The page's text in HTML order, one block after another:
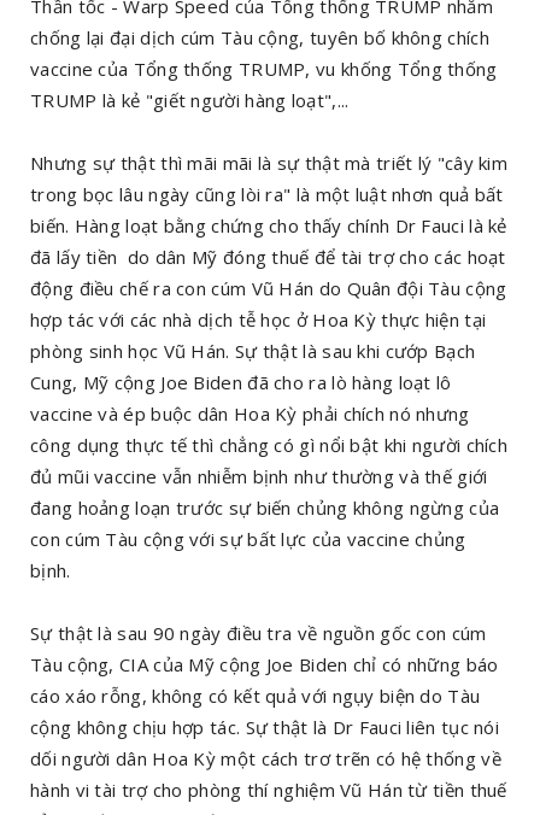
Thần tốc - Warp Speed của Tổng thống TRUMP nhằm
chống lại đại dịch cúm Tàu cộng, tuyên bố không chích
vaccine của Tổng thống TRUMP, vu khống Tổng thống
TRUMP là kẻ "giết người hàng loạt",...
Nhưng sự thật thì mãi mãi là sự thật mà triết lý "cây kim
trong bọc lâu ngày cũng lòi ra" là một luật nhơn quả bất
biến. Hàng loạt bằng chứng cho thấy chính Dr Fauci là kẻ
đã lấy tiền do dân Mỹ đóng thuế để tài trợ cho các hoạt
động điều chế ra con cúm Vũ Hán do Quân đội Tàu cộng
hợp tác với các nhà dịch tễ học ở Hoa Kỳ thực hiện tại
phòng sinh học Vũ Hán. Sự thật là sau khi cướp Bạch
Cung, Mỹ cộng Joe Biden đã cho ra lò hàng loạt lô
vaccine và ép buộc dân Hoa Kỳ phải chích nó nhưng
công dụng thực tế thì chẳng có gì nổi bật khi người chích
đủ mũi vaccine vẫn nhiễm bịnh như thường và thế giới
đang hoảng loạn trước sự biến chủng không ngừng của
con cúm Tàu cộng với sự bất lực của vaccine chủng
bịnh.
Sự thật là sau 90 ngày điều tra về nguồn gốc con cúm
Tàu cộng, CIA của Mỹ cộng Joe Biden chỉ có những báo
cáo xáo rỗng, không có kết quả với ngụy biện do Tàu
cộng không chịu hợp tác. Sự thật là Dr Fauci liên tục nói
dối người dân Hoa Kỳ một cách trơ trẽn có hệ thống về
hành vi tài trợ cho phòng thí nghiệm Vũ Hán từ tiền thuế